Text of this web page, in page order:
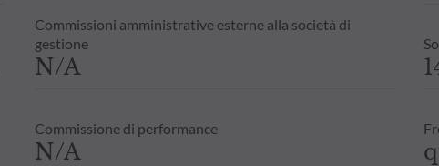
Commissioni amministrative esterne alla società di
gestione
N/A
Commissione di performance
N/A